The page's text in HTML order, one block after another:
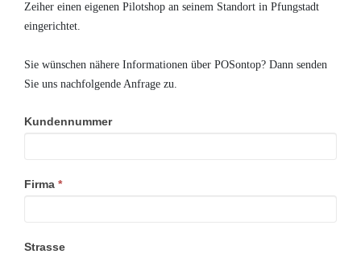
Zeiher einen eigenen Pilotshop an seinem Standort in Pfungstadt
eingerichtet.
Sie wünschen nähere Informationen über POSontop? Dann senden
Sie uns nachfolgende Anfrage zu.
Anforderung
Kundennummer
Firma *
Strasse